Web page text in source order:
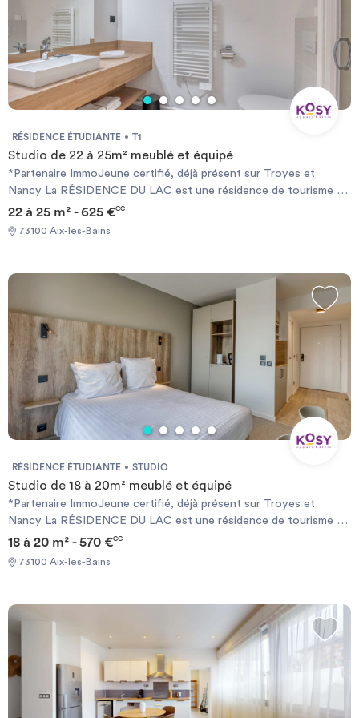
RÉSIDENCE ÉTUDIANTE T1
Studio de 22 à 25m² meublé et équipé
*Partenaire ImmoJeune certifié, déjà présent sur Troyes et
Nancy La RÉSIDENCE DU LAC est une résidence de tourisme 3
étoiles. Elle dispose d’une situation et d’un cadre incomparables à
50 m de l’eau face à l’Esplanade du Lac du Bourget. La résidence
d’Aix-les-Bains.
22 à 25 m² - 625 €CC
73100 Aix-les-Bains
RÉSIDENCE ÉTUDIANTE STUDIO
Studio de 18 à 20m² meublé et équipé
*Partenaire ImmoJeune certifié, déjà présent sur Troyes et
Nancy La RÉSIDENCE DU LAC est une résidence de tourisme 3
étoiles. Elle dispose d’une situation et d’un cadre incomparables à
50 m de l’eau face à l’Esplanade du Lac du Bourget. La résidence
s’intègre dans un quartier récent et arboré, proche des
d’Aix-les-Bains.
18 à 20 m² - 570 €CC
73100 Aix-les-Bains